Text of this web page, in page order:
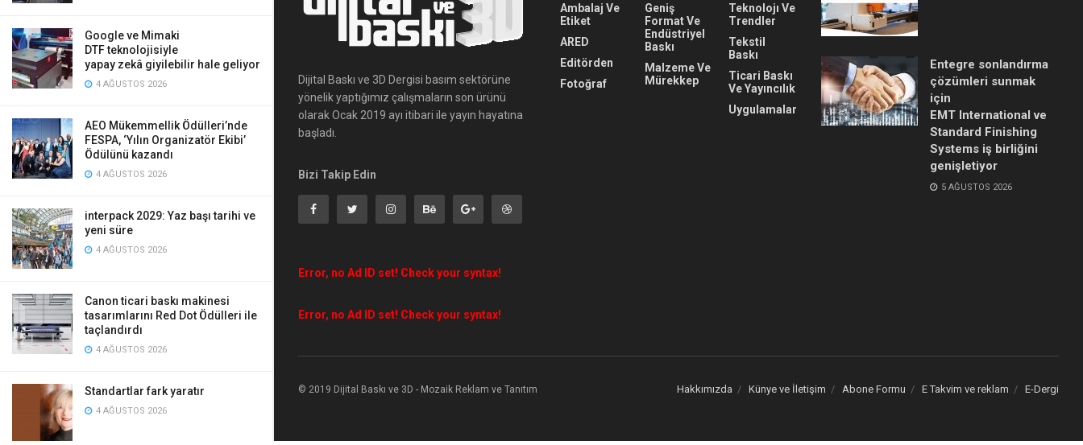
Google ve Mimaki
DTF teknolojisiyle
yapay zekâ giyilebilir hale geliyor
4 AĞUSTOS 2026
AEO Mükemmellik Ödülleri’nde
FESPA, ‘Yılın Organizatör Ekibi’
Ödülünü kazandı
4 AĞUSTOS 2026
interpack 2029: Yaz başı tarihi ve
yeni süre
4 AĞUSTOS 2026
Canon ticari baskı makinesi
tasarımlarını Red Dot Ödülleri ile
taçlandırdı
4 AĞUSTOS 2026
Standartlar fark yaratır
4 AĞUSTOS 2026
Dijital Baskı ve 3D Dergisi basım sektörüne
yönelik yaptığımız çalışmaların son ürünü
olarak Ocak 2019 ayı itibari ile yayın hayatına
başladı.
Bizi Takip Edin
Error, no Ad ID set! Check your syntax!
Error, no Ad ID set! Check your syntax!
Ambalaj Ve
Etiket
ARED
Editörden
Fotoğraf
Geniş
Format Ve
Endüstriyel
Baskı
Malzeme Ve
Mürekkep
Teknolojı Ve
Trendler
Tekstil
Baskı
Ticari Baskı
Ve Yayıncılık
Uygulamalar
Entegre sonlandırma
çözümleri sunmak
için
EMT International ve
Standard Finishing
Systems iş birliğini
genişletiyor
5 AĞUSTOS 2026
Hakkımızda Künye ve İletişim Abone Formu E Takvim ve reklam E-Dergi
© 2019 Dijital Baskı ve 3D - Mozaik Reklam ve Tanıtım